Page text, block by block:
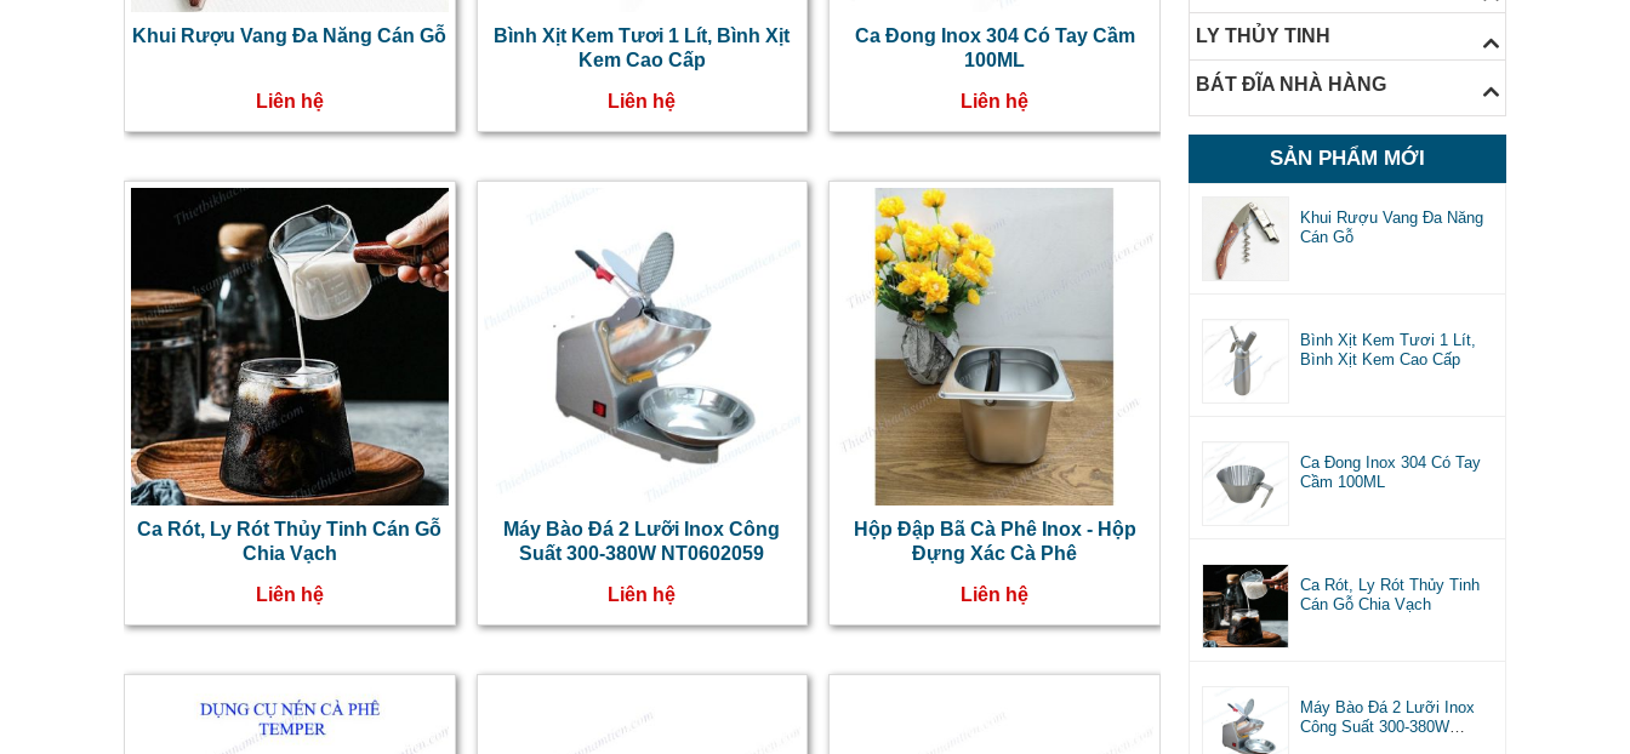
Khui Rượu Vang Đa Năng Cán Gỗ
Liên hệ
Bình Xịt Kem Tươi 1 Lít, Bình Xịt
Kem Cao Cấp
Liên hệ
Ca Đong Inox 304 Có Tay Cầm
100ML
Liên hệ
Ca Rót, Ly Rót Thủy Tinh Cán Gỗ
Chia Vạch
Liên hệ
Máy Bào Đá 2 Lưỡi Inox Công
Suất 300-380W NT0602059
Liên hệ
Hộp Đập Bã Cà Phê Inox - Hộp
Đựng Xác Cà Phê
Liên hệ
LY THỦY TINH
BÁT ĐĨA NHÀ HÀNG
SẢN PHẨM MỚI
Khui Rượu Vang Đa Năng
Cán Gỗ
Bình Xịt Kem Tươi 1 Lít,
Bình Xịt Kem Cao Cấp
Ca Đong Inox 304 Có Tay
Cầm 100ML
Ca Rót, Ly Rót Thủy Tinh
Cán Gỗ Chia Vạch
Máy Bào Đá 2 Lưỡi Inox
Công Suất 300-380W